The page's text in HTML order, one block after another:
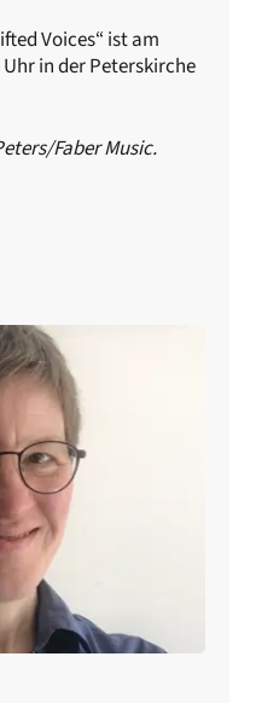
Voices“ ist am
in der Peterskirche
Faber Music.